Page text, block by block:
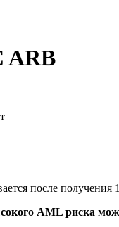
ARB
после получения
AML риска